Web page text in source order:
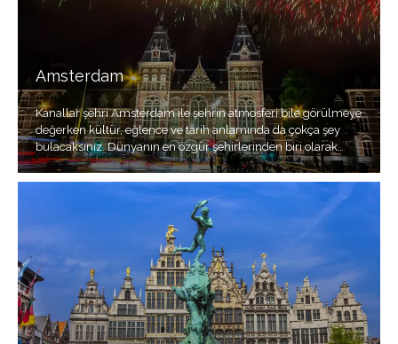
Amsterdam
Kanallar şehri Amsterdam ile şehrin atmosferi bile görülmeye
değerken kültür, eğlence ve tarih anlamında da çokça şey
bulacaksınız. Dünyanın en özgür şehirlerinden biri olarak
adlandırılır.